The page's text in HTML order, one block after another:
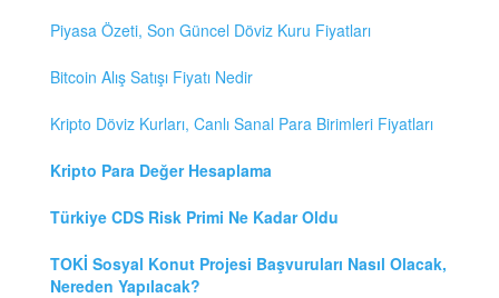
Piyasa Özeti, Son Güncel Döviz Kuru Fiyatları
Bitcoin Alış Satışı Fiyatı Nedir
Kripto Döviz Kurları, Canlı Sanal Para Birimleri Fiyatları
Kripto Para Değer Hesaplama
Türkiye CDS Risk Primi Ne Kadar Oldu
TOKİ Sosyal Konut Projesi Başvuruları Nasıl Olacak,
Nereden Yapılacak?